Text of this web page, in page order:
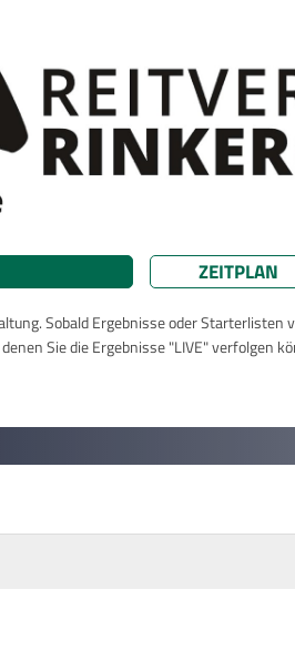
ZEITPLAN
Sobald Ergebnisse oder
Sie die Ergebnisse "LIVE" verfolgen